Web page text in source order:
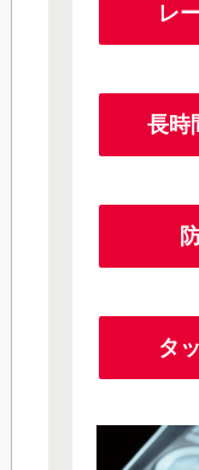
レ
長時
タ